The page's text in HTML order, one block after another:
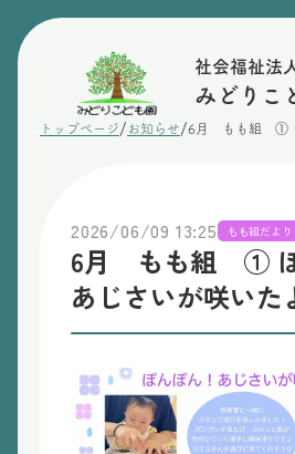
社会福祉法
みどりこ
トップページ/ お知らせ/
2026/06/09 13:25 もも組だより
6月 もも組 ① ぽ
あじさいが咲いた